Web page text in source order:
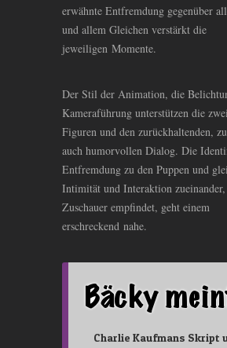
erwähnte Entfremdung gegenüber
und allem Gleichen verstärkt die
jeweiligen Momente.
Der Stil der Animation, die
Kameraführung unterstützen die
Figuren und den zurückhaltenden,
auch humorvollen Dialog. Die
Entfremdung zu den Puppen und
Intimität und Interaktion
Zuschauer empfindet, geht einem
erschreckend nahe.
Charlie Kaufmans Skript